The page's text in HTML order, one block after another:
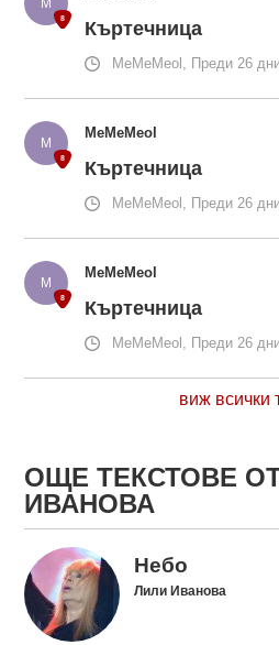
Къртечница
MeMeMeol, Преди 26
MeMeMeol
Къртечница
MeMeMeol, Преди 26
MeMeMeol
Къртечница
MeMeMeol, Преди 26
виж всички
ОЩЕ ТЕКСТОВЕ
ИВАНОВА
Небо
Лили Иванова